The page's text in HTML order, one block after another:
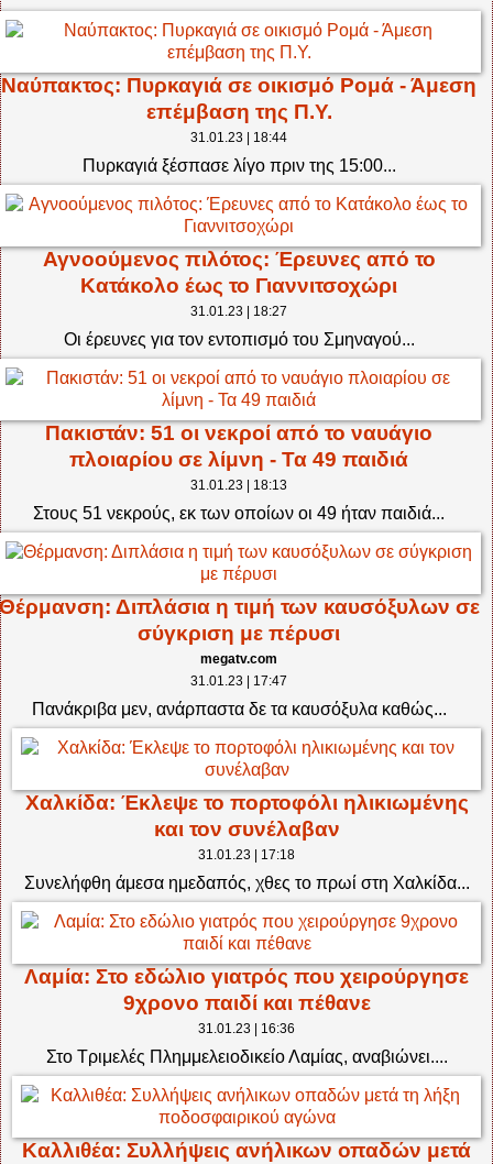
Ναύπακτος: Πυρκαγιά σε οικισμό Ρομά - Άμεση
επέμβαση της Π.Υ.
31.01.23 | 18:44
Πυρκαγιά ξέσπασε λίγο πριν της 15:00...
Αγνοούμενος πιλότος: Έρευνες από το
Κατάκολο έως το Γιαννιτσοχώρι
31.01.23 | 18:27
Οι έρευνες για τον εντοπισμό του Σμηναγού...
Πακιστάν: 51 οι νεκροί από το ναυάγιο
πλοιαρίου σε λίμνη - Τα 49 παιδιά
31.01.23 | 18:13
Στους 51 νεκρούς, εκ των οποίων οι 49 ήταν παιδιά...
Διπλάσια η τιμή των καυσόξυλων σε
σύγκριση με πέρυσι
megatv.com
31.01.23 | 17:47
Πανάκριβα μεν, ανάρπαστα δε τα καυσόξυλα καθώς...
Χαλκίδα: Έκλεψε το πορτοφόλι ηλικιωμένης
και τον συνέλαβαν
31.01.23 | 17:18
Συνελήφθη άμεσα ημεδαπός, χθες το πρωί στη Χαλκίδα...
Λαμία: Στο εδώλιο γιατρός που χειρούργησε
9χρονο παιδί και πέθανε
31.01.23 | 16:36
Στο Τριμελές Πλημμελειοδικείο Λαμίας, αναβιώνει....
Καλλιθέα: Συλλήψεις ανήλικων οπαδών μετά